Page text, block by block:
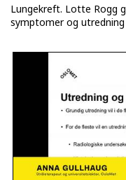
Lungekreft. Lotte Rogg
symptomer og